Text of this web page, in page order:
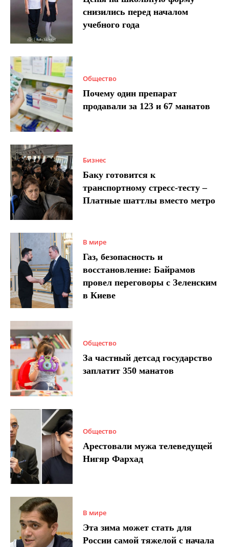
снизились перед началом
учебного года
Общество
Почему один препарат
продавали за 123 и 67 манатов
Бизнес
Баку готовится к
транспортному стресс-тесту –
Платные шаттлы вместо метро
В мире
Газ, безопасность и
восстановление: Байрамов
провел переговоры с Зеленским
в Киеве
Общество
За частный детсад государство
заплатит 350 манатов
Общество
Арестовали мужа телеведущей
Нигяр Фархад
В мире
Эта зима может стать для
России самой тяжелой с начала